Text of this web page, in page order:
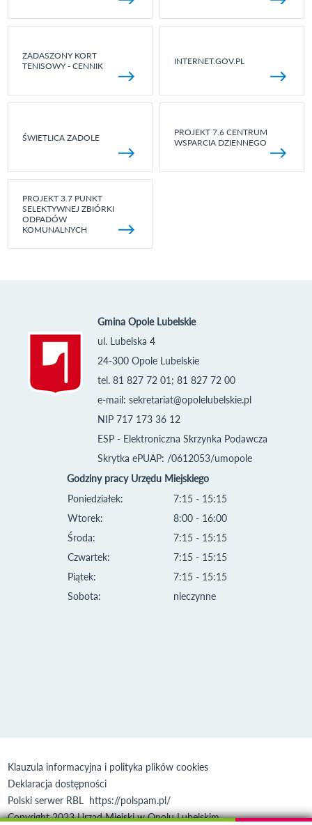
ZADASZONY KORT
TENISOWY - CENNIK
INTERNET.GOV.PL
ŚWIETLICA ZADOLE
PROJEKT 7.6 CENTRUM
WSPARCIA DZIENNEGO
PROJEKT 3.7 PUNKT
SELEKTYWNEJ ZBIÓRKI
ODPADÓW
KOMUNALNYCH
Gmina Opole Lubelskie
ul. Lubelska 4
24-300 Opole Lubelskie
tel. 81 827 72 01; 81 827 72 00
e-mail: sekretariat@opolelubelskie.pl
NIP 717 173 36 12
ESP - Elektroniczna Skrzynka Podawcza
Skrytka ePUAP: /0612053/umopole
Godziny pracy Urzędu Miejskiego
Poniedziałek:
Wtorek:
Środa:
Czwartek:
Piątek:
Sobota:
7:15 - 15:15
8:00 - 16:00
7:15 - 15:15
7:15 - 15:15
7:15 - 15:15
nieczynne
Klauzula informacyjna i polityka plików cookies
Deklaracja dostępności
Polski serwer RBL https://polspam.pl/
Copyright 2023 Urząd Miejski w Opolu Lubelskim